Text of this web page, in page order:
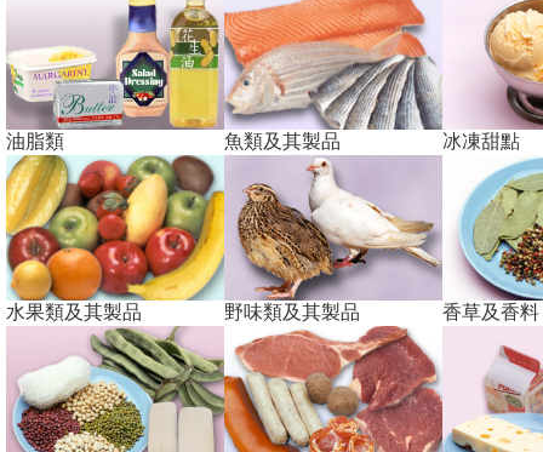
油脂類 魚類及其製品 冰凍甜點
水果類及其製品 野味類及其製品 香草及香料